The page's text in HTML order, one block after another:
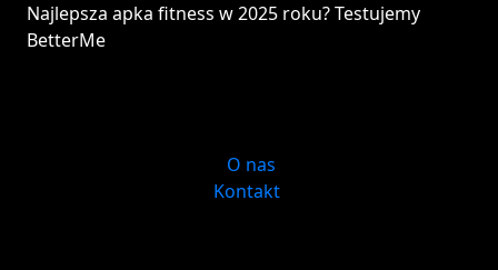
Najlepsza apka fitness w 2025 roku? Testujemy
BetterMe
O nas
Kontakt